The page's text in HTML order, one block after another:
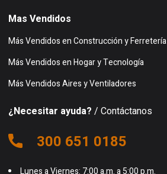
Mas Vendidos
Más Vendidos en Construcción y Ferretería
Más Vendidos en Hogar y Tecnología
Más Vendidos Aires y Ventiladores
¿Necesitar ayuda? / Contáctanos
300 651 0185
Lunes a Viernes: 7:00 a.m. a 5:00 p.m.